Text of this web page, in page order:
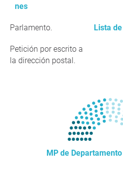
nes
Parlamento. Lista
Petición por escrito a
la dirección postal.
MP de